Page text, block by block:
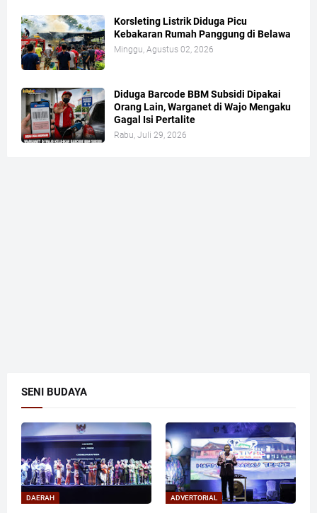
Korsleting Listrik Diduga Picu
Kebakaran Rumah Panggung di Belawa
Minggu, Agustus 02, 2026
Diduga Barcode BBM Subsidi Dipakai
Orang Lain, Warganet di Wajo Mengaku
Gagal Isi Pertalite
Rabu, Juli 29, 2026
SENI BUDAYA
DAERAH ADVERTORIAL